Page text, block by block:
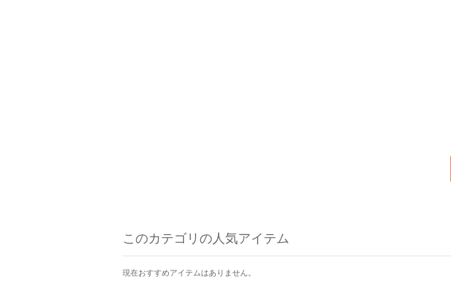
このカテゴリの人気アイテム
現在おすすめアイテムはありません。